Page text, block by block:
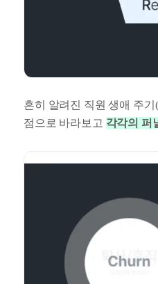
흔히 알려진 직원 생애 주기
점으로 바라보고 각각의 퍼